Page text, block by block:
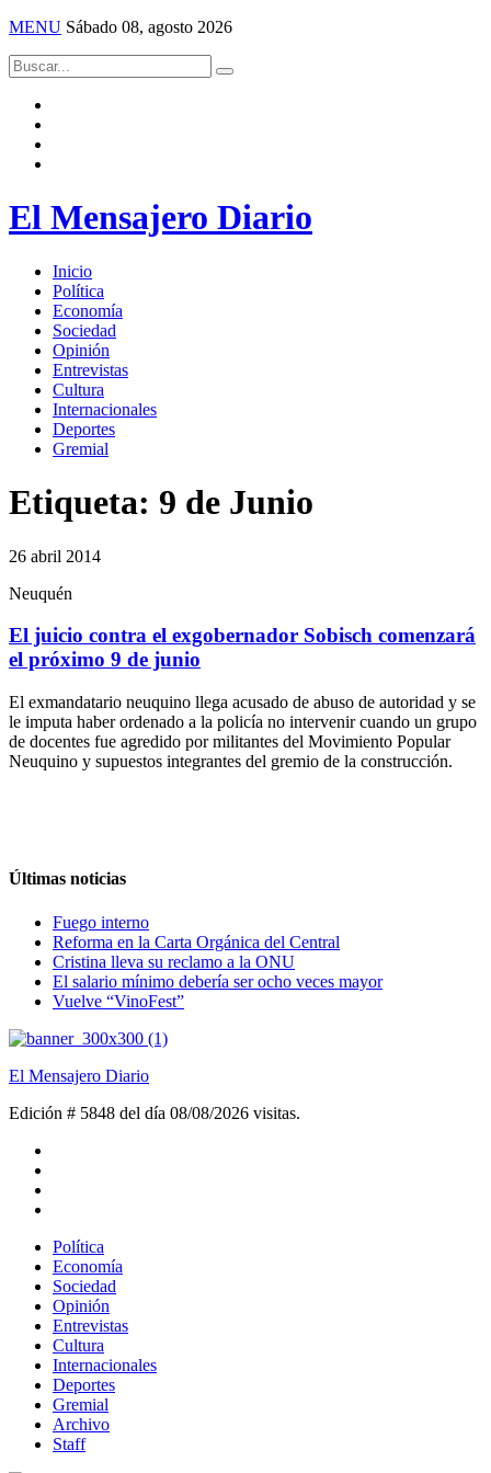
MENU Sábado 08, agosto 2026
El Mensajero Diario
Inicio
Política
Economía
Sociedad
Opinión
Entrevistas
Cultura
Internacionales
Deportes
Gremial
Etiqueta: 9 de Junio
26 abril 2014
Neuquén
El juicio contra el exgobernador Sobisch comenzará
el próximo 9 de junio
El exmandatario neuquino llega acusado de abuso de autoridad y se
le imputa haber ordenado a la policía no intervenir cuando un grupo
de docentes fue agredido por militantes del Movimiento Popular
Neuquino y supuestos integrantes del gremio de la construcción.
Últimas noticias
Fuego interno
Reforma en la Carta Orgánica del Central
Cristina lleva su reclamo a la ONU
El salario mínimo debería ser ocho veces mayor
Vuelve “VinoFest”
El Mensajero Diario
Edición # 5848 del día 08/08/2026 visitas.
Política
Economía
Sociedad
Opinión
Entrevistas
Cultura
Internacionales
Deportes
Gremial
Archivo
Staff